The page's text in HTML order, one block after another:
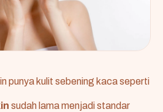
punya kulit sebening kaca seperti
sudah lama menjadi standar